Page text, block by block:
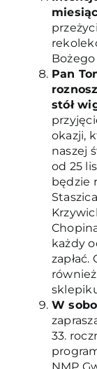
Pan
stół
okazji,
naszej
od 25
będzie
każdy
W
33.
NMP